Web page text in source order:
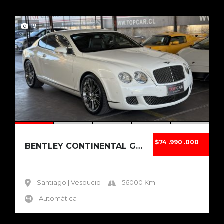
19
$74 .990 .000
BENTLEY CONTINENTAL GT SPEED 2012
Santiago | Vespucio
56000 Km
Automática